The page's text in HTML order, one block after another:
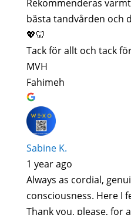
Rekommenderas
bästa tandvården och
💖🦷
Tack för allt och tack
MVH
Fahimeh
Sabine K.
1 year ago
Always as cordial,
consciousness. Here I
Thank you, please, for